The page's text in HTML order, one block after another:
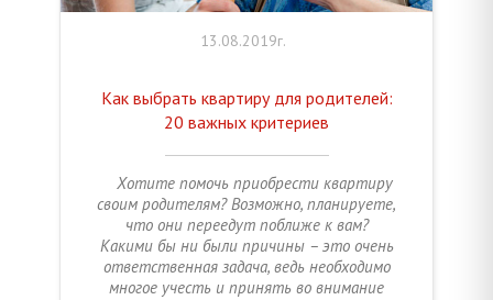
13.08.2019г.
Как выбрать квартиру для родителей:
20 важных критериев
Хотите помочь приобрести квартиру
своим родителям? Возможно, планируете,
что они переедут поближе к вам?
Какими бы ни были причины – это очень
ответственная задача, ведь необходимо
многое учесть и принять во внимание